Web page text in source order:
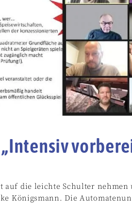
auf die leichte Schulter
Königsmann. Die